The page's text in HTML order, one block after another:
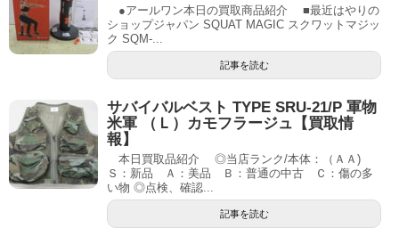
●アールワン本日の買取商品紹介 ■最近はやりの
ショップジャパン SQUAT MAGIC スクワットマジッ
ク SQM-...
記事を読む
サバイバルベスト TYPE SRU-21/P 軍物
米軍 （Ｌ）カモフラージュ【買取情
報】
本日買取品紹介 ◎当店ランク/本体：（ＡＡ)
Ｓ：新品 Ａ：美品 Ｂ：普通の中古 Ｃ：傷の多
い物 ◎点検、確認...
記事を読む